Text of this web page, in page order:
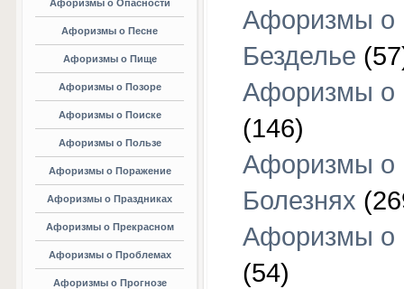
Афоризмы о Опасности
Афоризмы о Песне
Афоризмы о Пище
Афоризмы о Позоре
Афоризмы о Поиске
Афоризмы о Пользе
Афоризмы о Поражение
Афоризмы о Праздниках
Афоризмы о Прекрасном
Афоризмы о Проблемах
Афоризмы о Прогнозе
Афоризмы о
Безделье
Афоризмы о
(146)
Афоризмы о
Болезнях
Афоризмы о
(54)